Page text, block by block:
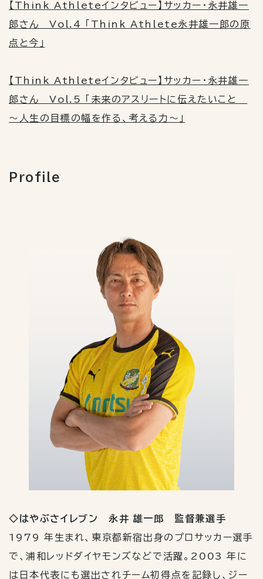
【Think Athleteインタビュー】サッカー・永井雄一
郎さん Vol.4 「Think Athlete永井雄一郎の原
点と今」
【Think Athleteインタビュー】サッカー・永井雄一
郎さん Vol.5 「未来のアスリートに伝えたいこと
～人生の目標の幅を作る、考える力～」
Profile
◇はやぶさイレブン 永井 雄一郎 監督兼選手
1979 年生まれ、東京都新宿出身のプロサッカー選手
で、浦和レッドダイヤモンズなどで活躍。2003 年に
は日本代表にも選出されチーム初得点を記録し、ジー